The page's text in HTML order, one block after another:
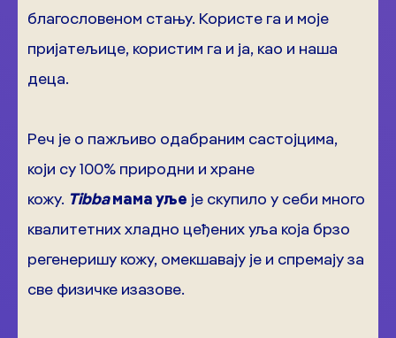
благословеном стању. Користе га и моје
пријатељице, користим га и ја, као и наша
деца.
Реч је о пажљиво одабраним састојцима,
који су 100% природни и хране
кожу. Tibbaмама уље је скупило у себи много
квалитетних хладно цеђених уља која брзо
регенеришу кожу, омекшавају је и спремају за
све физичке изазове.